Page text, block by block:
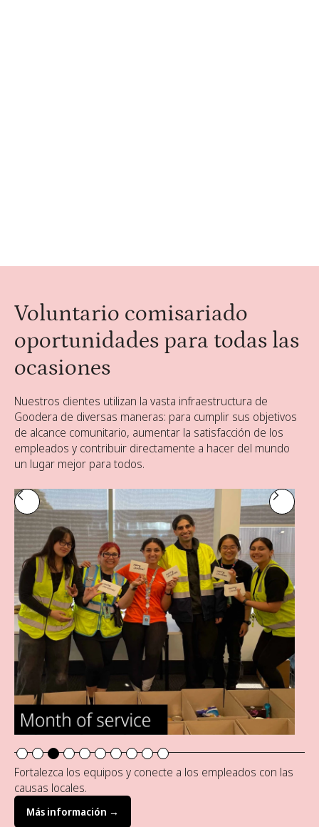
Voluntario comisariado
oportunidades para todas las
ocasiones
Nuestros clientes utilizan la vasta infraestructura de
Goodera de diversas maneras: para cumplir sus objetivos
de alcance comunitario, aumentar la satisfacción de los
empleados y contribuir directamente a hacer del mundo
un lugar mejor para todos.
Fortalezca los equipos y conecte a los empleados con las
causas locales.
Más información →